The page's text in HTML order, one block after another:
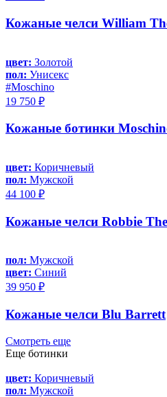
Кожаные челси William
цвет: Золотой
пол: Унисекс
#Moschino
19 750 ₽
Кожаные ботинки
цвет: Коричневый
пол: Мужской
44 100 ₽
Кожаные челси Robbie
пол: Мужской
цвет: Синий
39 950 ₽
Кожаные челси Blu Barrett
Смотреть еще
Еще ботинки
цвет: Коричневый
пол: Мужской